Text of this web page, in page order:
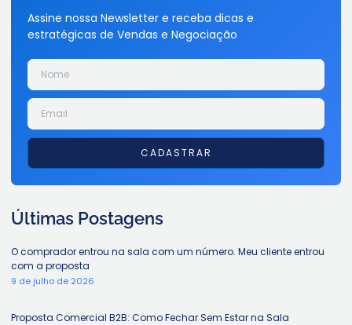
Assine nossa Newsletter e receba dicas e
estratégicas de Vendas e Negociação
CADASTRAR
Últimas Postagens
O comprador entrou na sala com um número. Meu cliente entrou
com a proposta
9 de julho de 2026
Proposta Comercial B2B: Como Fechar Sem Estar na Sala